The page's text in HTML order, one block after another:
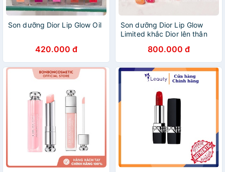
Son dưỡng Dior Lip Glow Oil
420.000 đ
Son dưỡng Dior Lip Glow
Limited khắc Dior lên thân
800.000 đ